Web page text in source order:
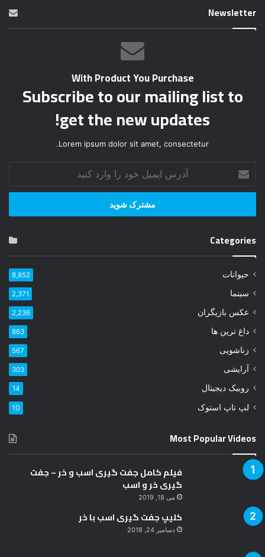
Newsletter
With Product You Purchase
Subscribe to our mailing list to
get the new updates!
Lorem ipsum dolor sit amet, consectetur.
ر
ا
م
ی
خ
و
ر
ا
ا
ر
ک
ن
Categories
حیوانات 8,852
سینما 2,371
عکس بازیگران 2,236
داغ ترین ها 863
زناشویی 567
آرایشی 303
روبیک دیجیتال 14
لپ تاپ استوک 10
Most Popular Videos
فیلم کامل جفت گیری اسب و خر – جفت
گیری خر و اسب
می 18, 2019
کلیپ جفت گیری اسب با خر
دسامبر 24, 2018